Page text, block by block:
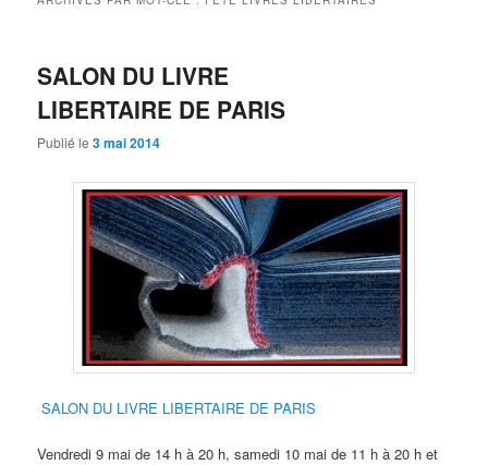
SALON DU LIVRE
LIBERTAIRE DE PARIS
Publié le3 mai 2014
SALON DU LIVRE LIBERTAIRE DE PARIS
Vendredi 9 mai de 14 h à 20 h, samedi 10 mai de 11 h à 20 h et